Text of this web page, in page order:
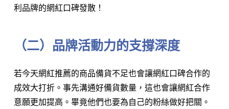
利品牌的網紅口碑發散！
（二）品牌活動力的支撐深度
若今天網紅推薦的商品備貨不足也會讓網紅口碑合作的
成效大打折。事先溝通好備貨數量，這也會讓網紅合作
意願更加提高。畢竟他們也要為自己的粉絲做好把關。